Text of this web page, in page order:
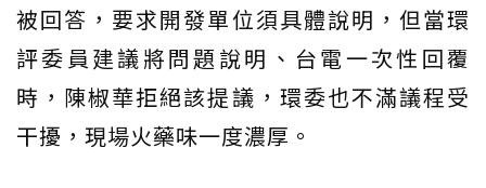
被回答，要求開發單位須具體說明，但當環
評委員建議將問題說明、台電一次性回覆
時，陳椒華拒絕該提議，環委也不滿議程受
干擾，現場火藥味一度濃厚。